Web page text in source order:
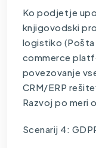
Ko podjetje
knjigovodski
logistiko (Pošta
commerce
povezovanje
CRM/ERP
Razvoj po meri
Scenarij 4: